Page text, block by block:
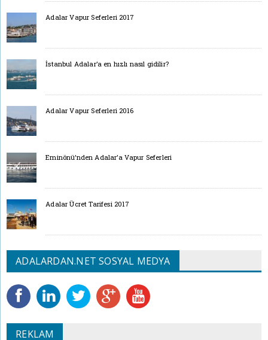
Adalar Vapur Seferleri 2017
İstanbul Adalar’a en hızlı nasıl gidilir?
Adalar Vapur Seferleri 2016
Eminönü’nden Adalar’a Vapur Seferleri
Adalar Ücret Tarifesi 2017
ADALARDAN.NET SOSYAL MEDYA
REKLAM